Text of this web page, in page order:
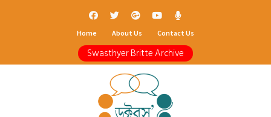
Home About Us Contact Us
Swasthyer Britte Archive